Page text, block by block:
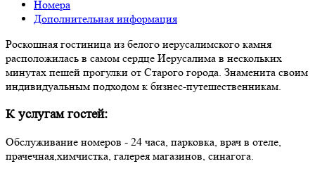
Номера
Дополнительная информация
Роскошная гостиница из белого иерусалимского камня
расположилась в самом сердце Иерусалима в нескольких
минутах пешей прогулки от Старого города. Знаменита своим
индивидуальным подходом к бизнес-путешественникам.
К услугам гостей:
Обслуживание номеров - 24 часа, парковка, врач в отеле,
прачечная,химчистка, галерея магазинов, синагога.